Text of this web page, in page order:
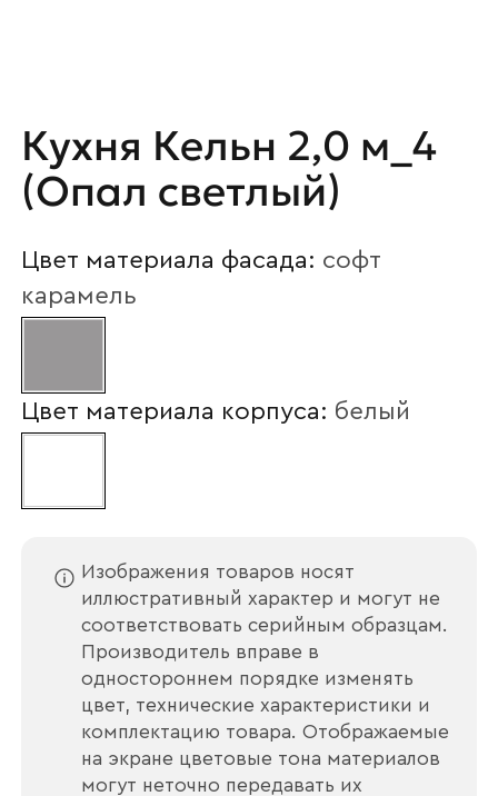
Кухня Кельн 2,0 м_4
(Опал светлый)
Цвет материала фасада: софт
карамель
Цвет материала корпуса: белый
Изображения товаров носят
иллюстративный характер и могут не
соответствовать серийным образцам.
Производитель вправе в
одностороннем порядке изменять
цвет, технические характеристики и
комплектацию товара. Отображаемые
на экране цветовые тона материалов
могут неточно передавать их
Наименование организации
Ваш email
Номер телефона
Отправить
Согласен с политикой конфиденциальности
и обработкой данных.